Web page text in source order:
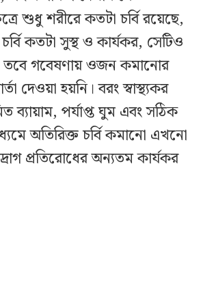
শুধু শরীরে কতটা চর্বি রয়েছে,
কতটা সুস্থ ও কার্যকর, সেটিও
তবে গবেষণায় ওজন কমানোর
দেওয়া হয়নি। বরং স্বাস্থ্যকর
ব্যায়াম, পর্যাপ্ত ঘুম এবং সঠিক
অতিরিক্ত চর্বি কমানো এখনো
প্রতিরোধের অন্যতম কার্যকর